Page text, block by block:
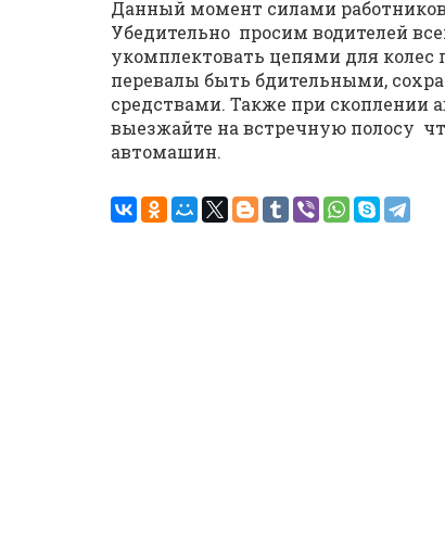
Данный момент силами
Убедительно просим водителей
укомплектовать цепями для
перевалы быть бдительными,
средствами. Также при скоплении
выезжайте на встречную полосу
автомашин.